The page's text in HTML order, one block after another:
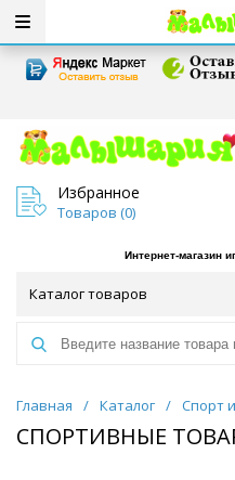
Избранное
Товаров (0)
Интернет-магазин
Каталог товаров
Главная / Каталог / Спорт
СПОРТИВНЫЕ